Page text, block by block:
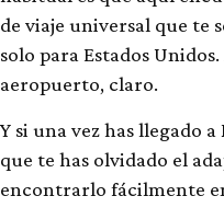
de viaje universal que te
solo para Estados
aeropuerto, claro.
Y si una vez has llegado
que te has olvidado el
encontrarlo fácilmente